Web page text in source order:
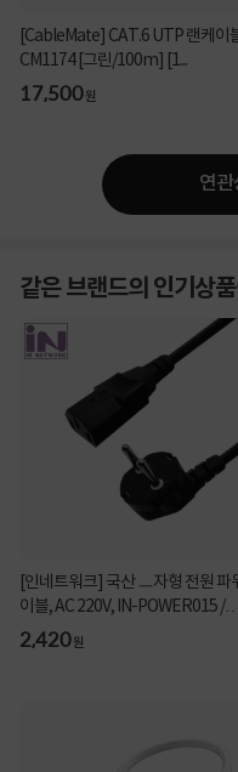
[CableMate] CAT.6 UTP 랜케이
CM1174 [그린/100m] [1...
17,500원
연관
같은 브랜드의 인기상
[인네트워크] 국산 ㅡ자형 전원 파
이블, AC 220V, IN-POWER015 /
INP003 [벌크/1...
2,420원